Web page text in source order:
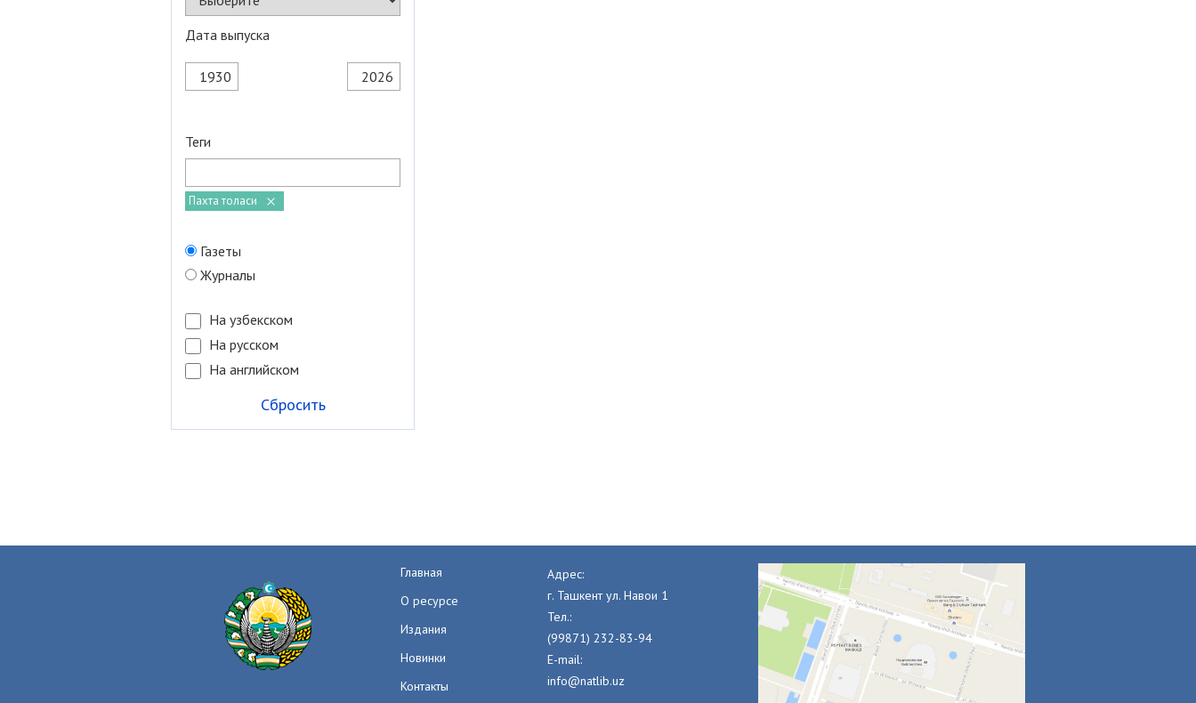
Дата выпуска
Теги
Пахта толаси
Газеты
Журналы
На узбекском
На русском
На английском
Сбросить
Главная
О ресурсе
Издания
Новинки
Контакты
Адрес:
г. Ташкент ул. Навои 1
Тел.:
(99871) 232-83-94
E-mail:
info@natlib.uz